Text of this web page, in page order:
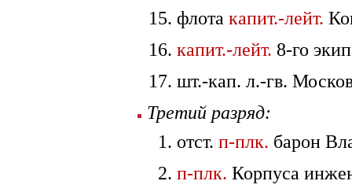
флотакапит.-лейт.
капит.-лейт. 8-го
шт.-кап. л.-гв.
Третий разряд:
отст.п-плк. барон
п-плк. Корпуса